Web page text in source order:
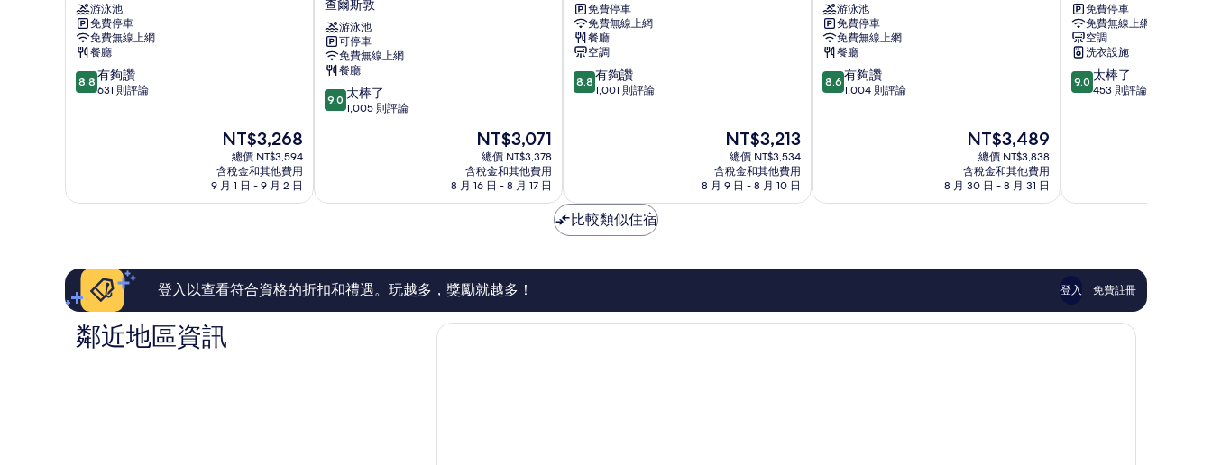
場
汽
車
旅
館
華
游泳池
免費停車
免費無線上網
餐廳
8.8
分，
讚，
論
8.8 有夠讚
631 則評論
現
在
價
格
為
NT$3,268
總價 NT$3,594
含稅金和其他費用
9 月 1 日 - 9 月 2 日
Best
Western
Plus
Apollo
飯
店
查
查爾斯敦
游泳池
可停車
免費無線上網
餐廳
9.0
分，
棒
評
論
9.0 太棒了
1,005 則評論
現
在
價
格
為
NT$3,071
總價 NT$3,378
含稅金和其他費用
8 月 16 日 - 8 月 17 日
納
飯
店
華
納
灣
免費停車
免費無線上網
餐廳
空調
8.8
分，
讚，
1,001
則
論
8.8 有夠讚
1,001 則評論
現
在
價
格
為
NT$3,213
總價 NT$3,534
含稅金和其他費用
8 月 9 日 - 8 月 10 日
店
新
蘭
頓
游泳池
免費停車
免費無線上網
餐廳
8.6
分，
讚，
論
8.6 有夠讚
1,004 則評論
現
價
格
為
NT$3,489
總價 NT$3,838
含稅金和其他費用
8 月 30 日 - 8 月 31 日
頓
公
寓
多
倫
多
免費停車
免費無線上網
空調
洗衣設施
9.0
分，
了，
論
9.0 太棒了
453 則評論
比較類似住宿
登入以查看符合資格的折扣和禮遇。玩越多，獎勵就越多！ 登入 免費註冊
鄰近地區資訊